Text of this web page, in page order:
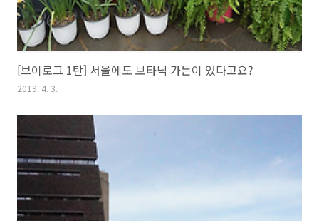
[브이로그 1탄] 서울에도 보타닉 가든이 있다고요?
2019. 4. 3.